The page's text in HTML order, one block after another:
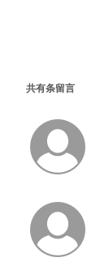
共有条留言